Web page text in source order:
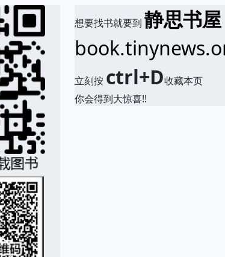
想要找书就要到静思书屋
立刻按 ctrl+D收藏本页
你会得到大惊喜!!